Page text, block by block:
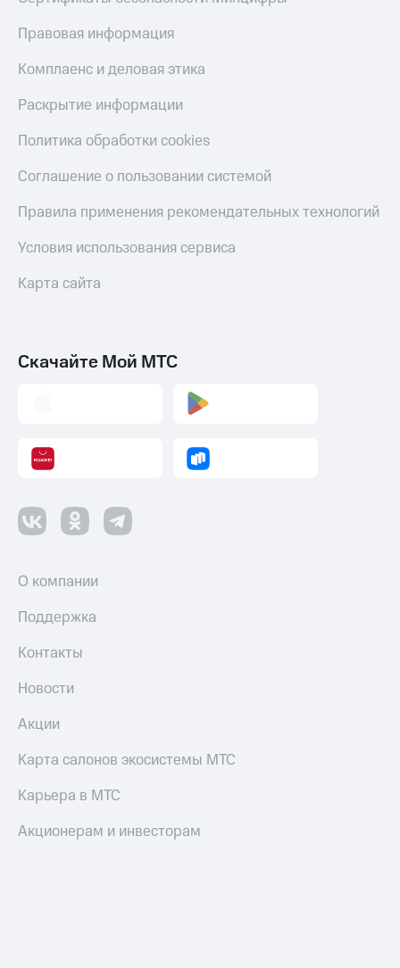
Правовая информация
Комплаенс и деловая этика
Раскрытие информации
Политика обработки cookies
Соглашение о пользовании системой
Правила применения рекомендательных технологий
Условия использования сервиса
Карта сайта
Скачайте Мой МТС
О компании
Поддержка
Контакты
Новости
Акции
Карта салонов экосистемы МТС
Карьера в МТС
Акционерам и инвесторам